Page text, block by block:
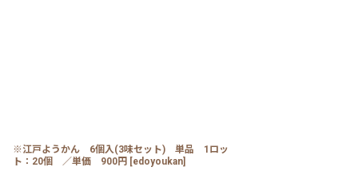
※江戸ようかん 6個入(3味セット) 単品 1ロッ
ト：20個 ／単価 900円 [edoyoukan]